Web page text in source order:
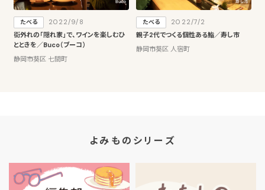
たべる
2022/9/8
街外れの「隠れ家」で、ワインを楽しむひ
とときを／Buco（ブーコ）
静岡市葵区 七間町
たべる
2022/7/2
親子2代でつくる個性ある鮨／寿し市
静岡市葵区 人宿町
よみものシリーズ